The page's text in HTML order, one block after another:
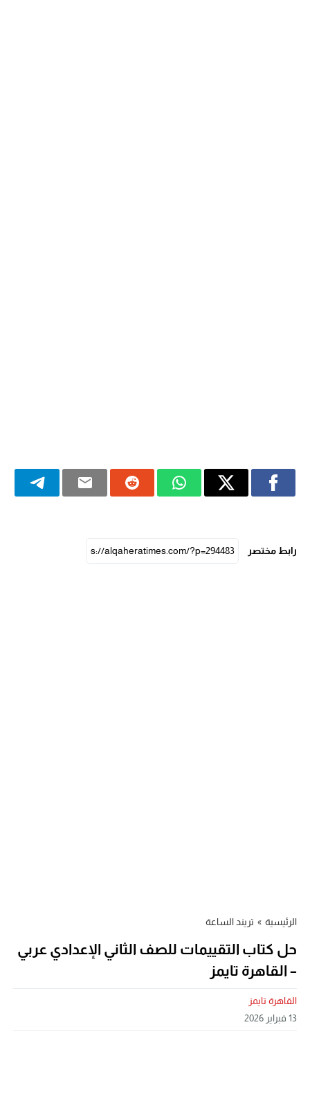
رابط مختصر
الرئيسية » تريند الساعة
حل كتاب التقييمات للصف الثاني الإعدادي عربي
– القاهرة تايمز
القاهرة تايمز
13 فبراير 2026